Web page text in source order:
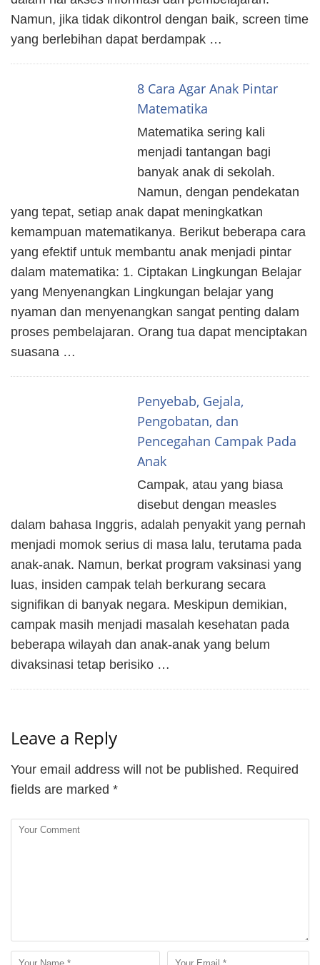
Namun, jika tidak dikontrol dengan baik, screen time
yang berlebihan dapat berdampak …
8 Cara Agar Anak Pintar
Matematika
Matematika sering kali
menjadi tantangan bagi
banyak anak di sekolah.
Namun, dengan pendekatan
yang tepat, setiap anak dapat meningkatkan
kemampuan matematikanya. Berikut beberapa cara
yang efektif untuk membantu anak menjadi pintar
dalam matematika: 1. Ciptakan Lingkungan Belajar
yang Menyenangkan Lingkungan belajar yang
nyaman dan menyenangkan sangat penting dalam
proses pembelajaran. Orang tua dapat menciptakan
suasana …
Penyebab, Gejala,
Pengobatan, dan
Pencegahan Campak Pada
Anak
Campak, atau yang biasa
disebut dengan measles
dalam bahasa Inggris, adalah penyakit yang pernah
menjadi momok serius di masa lalu, terutama pada
anak-anak. Namun, berkat program vaksinasi yang
luas, insiden campak telah berkurang secara
signifikan di banyak negara. Meskipun demikian,
campak masih menjadi masalah kesehatan pada
beberapa wilayah dan anak-anak yang belum
divaksinasi tetap berisiko …
Leave a Reply
Your email address will not be published. Required
fields are marked *